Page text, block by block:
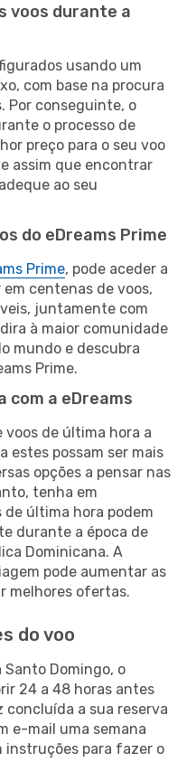
voos durante a
usando um
com base na procura
Por conseguinte, o
o processo de
preço para o seu voo
assim que encontrar
ao seu
do eDreams Prime
Prime, pode aceder a
centenas de voos,
juntamente com
à maior comunidade
mundo e descubra
Prime.
com a eDreams
voos de última hora a
estes possam ser mais
opções a pensar nas
tenha em
de última hora podem
durante a época de
Dominicana. A
pode aumentar as
melhores ofertas.
do voo
Santo Domingo, o
24 a 48 horas antes
concluída a sua reserva
e-mail uma semana
instruções para fazer o